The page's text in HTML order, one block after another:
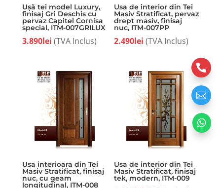
Ușă tei model Luxury,
finisaj Gri Deschis cu
pervaz Capitel Cornisa
special, ITM-007GRILUX
3.890lei (TVA Inclus)
Usa de interior din Tei
Masiv Stratificat, pervaz
drept masiv, finisaj
nuc, ITM-007PP
2.490lei (TVA Inclus)
Usa interioara din Tei
Masiv Stratificat, finisaj
nuc, cu geam
longitudinal, ITM-008
Usa de interior din Tei
Masiv Stratificat, finisaj
tek, modern, ITM-009


